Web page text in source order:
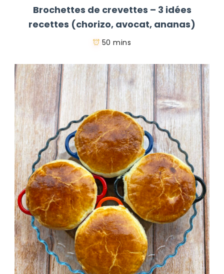
Brochettes de crevettes – 3 idées
recettes (chorizo, avocat, ananas)
50 mins